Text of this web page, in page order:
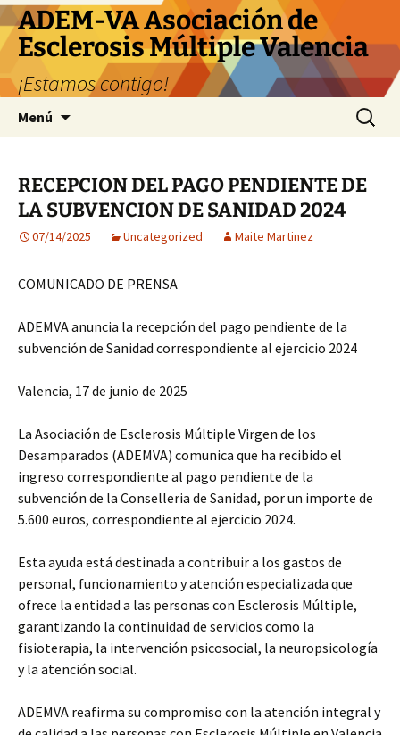
ADEM-VA Asociación de
Esclerosis Múltiple Valencia
¡Estamos contigo!
Menú Buscar:
RECEPCION DEL PAGO PENDIENTE DE
LA SUBVENCION DE SANIDAD 2024
07/14/2025 Uncategorized Maite Martinez
COMUNICADO DE PRENSA
ADEMVA anuncia la recepción del pago pendiente de la
subvención de Sanidad correspondiente al ejercicio 2024
Valencia, 17 de junio de 2025
La Asociación de Esclerosis Múltiple Virgen de los
Desamparados (ADEMVA) comunica que ha recibido el
ingreso correspondiente al pago pendiente de la
subvención de la Conselleria de Sanidad, por un importe de
5.600 euros, correspondiente al ejercicio 2024.
Esta ayuda está destinada a contribuir a los gastos de
personal, funcionamiento y atención especializada que
ofrece la entidad a las personas con Esclerosis Múltiple,
garantizando la continuidad de servicios como la
fisioterapia, la intervención psicosocial, la neuropsicología
y la atención social.
ADEMVA reafirma su compromiso con la atención integral y